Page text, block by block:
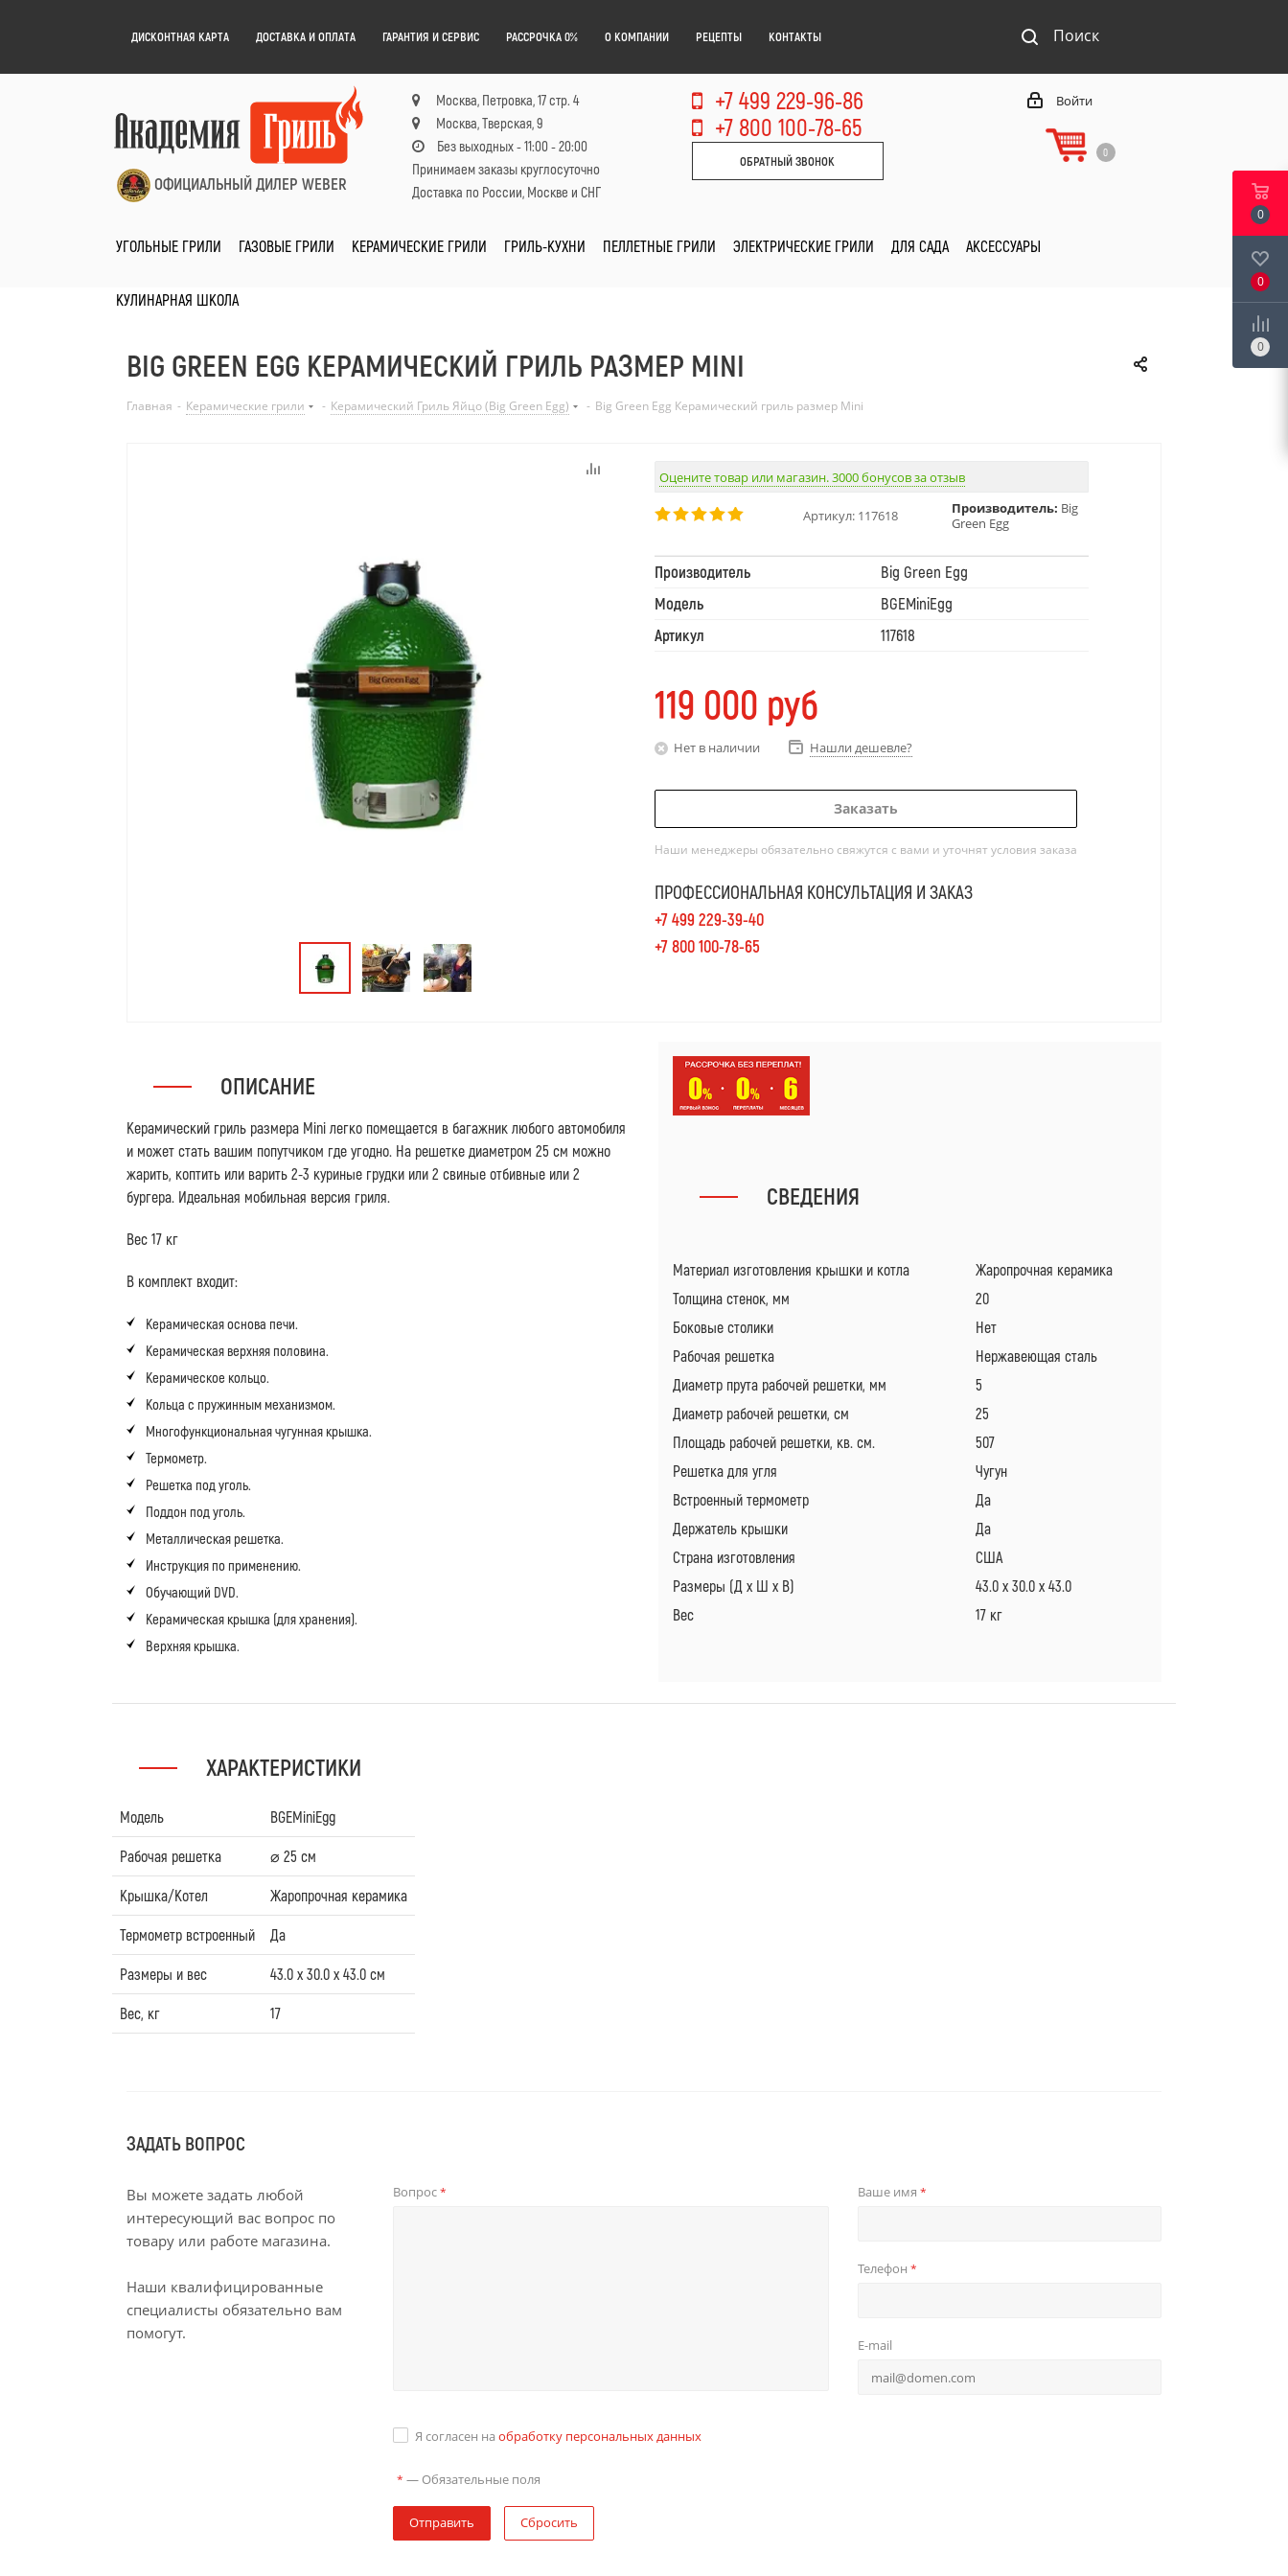
ДИСКОНТНАЯ КАРТА ДОСТАВКА И ОПЛАТА ГАРАНТИЯ И СЕРВИС РАССРОЧКА 0% О КОМПАНИИ РЕЦЕПТЫ КОНТАКТЫ Поиск
ОФИЦИАЛЬНЫЙ ДИЛЕР WEBER
Москва, Петровка, 17 стр. 4
Москва, Тверская, 9
Без выходных - 11:00 - 20:00
Принимаем заказы круглосуточно
Доставка по России, Москве и СНГ
+7 499 229-96-86
+7 800 100-78-65
ОБРАТНЫЙ ЗВОНОК
Войти
0
УГОЛЬНЫЕ ГРИЛИ ГАЗОВЫЕ ГРИЛИ КЕРАМИЧЕСКИЕ ГРИЛИ ГРИЛЬ-КУХНИ ПЕЛЛЕТНЫЕ ГРИЛИ ЭЛЕКТРИЧЕСКИЕ ГРИЛИ ДЛЯ САДА АКСЕССУАРЫ
КУЛИНАРНАЯ ШКОЛА
BIG GREEN EGG КЕРАМИЧЕСКИЙ ГРИЛЬ РАЗМЕР MINI
Главная - Керамические грили - Керамический Гриль Яйцо (Big Green Egg) - Big Green Egg Керамический гриль размер Mini
Оцените товар или магазин. 3000 бонусов за отзыв
Артикул: 117618 Производитель: Big
Green Egg
Производитель
Big Green Egg
Модель
BGEMiniEgg
Артикул
117618
119 000 руб
Нет в наличии Нашли дешевле?
Заказать
Наши менеджеры обязательно свяжутся с вами и уточнят условия заказа
ПРОФЕССИОНАЛЬНАЯ КОНСУЛЬТАЦИЯ И ЗАКАЗ
+7 499 229-39-40
+7 800 100-78-65
ОПИСАНИЕ
Керамический гриль размера Mini легко помещается в багажник любого автомобиля
и может стать вашим попутчиком где угодно. На решетке диаметром 25 см можно
жарить, коптить или варить 2-3 куриные грудки или 2 свиные отбивные или 2
бургера. Идеальная мобильная версия гриля.
Вес 17 кг
В комплект входит:
Керамическая основа печи.
Керамическая верхняя половина.
Керамическое кольцо.
Кольца с пружинным механизмом.
Многофункциональная чугунная крышка.
Термометр.
Решетка под уголь.
Поддон под уголь.
Металлическая решетка.
Инструкция по применению.
Обучающий DVD.
Керамическая крышка (для хранения).
Верхняя крышка.
СВЕДЕНИЯ
Материал изготовления крышки и котла
Жаропрочная керамика
Толщина стенок, мм
20
Боковые столики
Нет
Рабочая решетка
Нержавеющая сталь
Диаметр прута рабочей решетки, мм
5
Диаметр рабочей решетки, см
25
Площадь рабочей решетки, кв. см.
507
Решетка для угля
Чугун
Встроенный термометр
Да
Держатель крышки
Да
Страна изготовления
США
Размеры (Д х Ш х В)
43.0 x 30.0 x 43.0
Вес
17 кг
ХАРАКТЕРИСТИКИ
Модель BGEMiniEgg
Рабочая решетка ⌀ 25 см
Крышка/Котел Жаропрочная керамика
Термометр встроенный Да
Размеры и вес 43.0 x 30.0 x 43.0 см
Вес, кг 17
ЗАДАТЬ ВОПРОС
Вы можете задать любой
интересующий вас вопрос по
товару или работе магазина.
Наши квалифицированные
специалисты обязательно вам
помогут.
Вопрос* Ваше имя*
Телефон*
E-mail
Я согласен на обработку персональных данных
* — Обязательные поля
Отправить Сбросить
0
0
0